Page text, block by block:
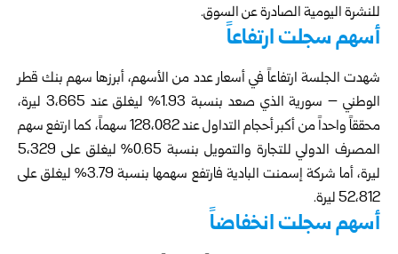
للنشرة اليومية الصادرة عن السوق.
أسهم سجلت ارتفاعاً
شهدت الجلسة ارتفاعاً في أسعار عدد من الأسهم، أبرزها سهم بنك قطر
الوطني – سورية الذي صعد بنسبة 1.93% ليغلق عند 3،665 ليرة،
محققاً واحداً من أكبر أحجام التداول عند 128،082 سهماً، كما ارتفع سهم
المصرف الدولي للتجارة والتمويل بنسبة 0.65% ليغلق على 5،329
ليرة، أما شركة إسمنت البادية فارتفع سهمها بنسبة 3.79% ليغلق على
52،812 ليرة.
أسهم سجلت انخفاضاً